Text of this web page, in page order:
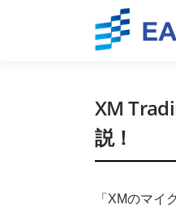
XM
説！
「XMのマイ